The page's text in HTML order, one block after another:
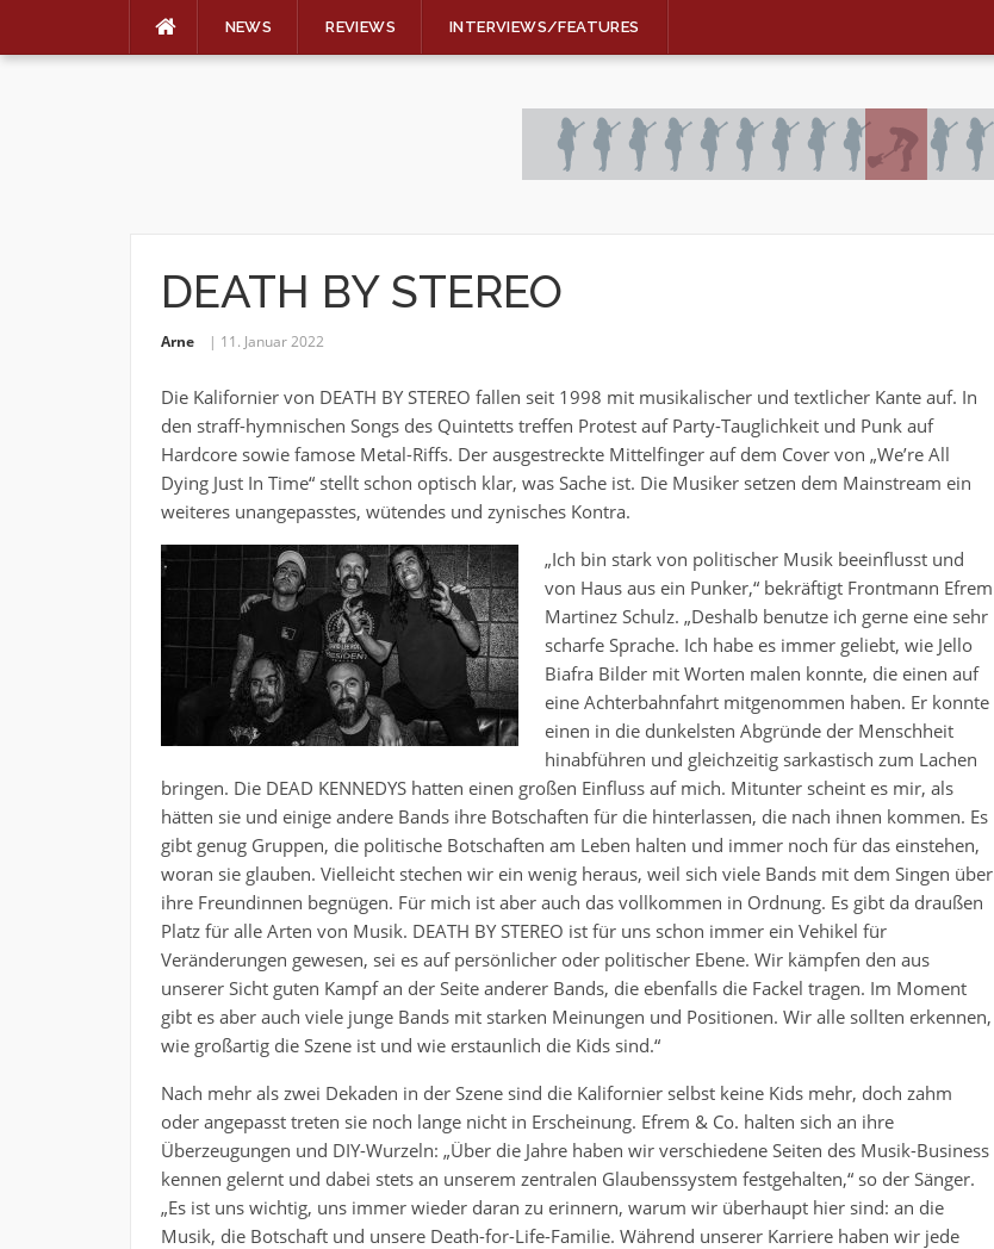
NEWS REVIEWS INTERVIEWS/FEATURES
DEATH BY STEREO
Arne 11. Januar 2022
Die Kalifornier von DEATH BY STEREO fallen seit 1998 mit musikalischer und textlicher Kante auf. In
den straff-hymnischen Songs des Quintetts treffen Protest auf Party-Tauglichkeit und Punk auf
Hardcore sowie famose Metal-Riffs. Der ausgestreckte Mittelfinger auf dem Cover von „We’re All
Dying Just In Time“ stellt schon optisch klar, was Sache ist. Die Musiker setzen dem Mainstream ein
weiteres unangepasstes, wütendes und zynisches Kontra.
„Ich bin stark von politischer Musik beeinflusst und
von Haus aus ein Punker,“ bekräftigt Frontmann Efrem
Martinez Schulz. „Deshalb benutze ich gerne eine sehr
scharfe Sprache. Ich habe es immer geliebt, wie Jello
Biafra Bilder mit Worten malen konnte, die einen auf
eine Achterbahnfahrt mitgenommen haben. Er konnte
einen in die dunkelsten Abgründe der Menschheit
hinabführen und gleichzeitig sarkastisch zum Lachen
bringen. Die DEAD KENNEDYS hatten einen großen Einfluss auf mich. Mitunter scheint es mir, als
hätten sie und einige andere Bands ihre Botschaften für die hinterlassen, die nach ihnen kommen. Es
gibt genug Gruppen, die politische Botschaften am Leben halten und immer noch für das einstehen,
woran sie glauben. Vielleicht stechen wir ein wenig heraus, weil sich viele Bands mit dem Singen über
ihre Freundinnen begnügen. Für mich ist aber auch das vollkommen in Ordnung. Es gibt da draußen
Platz für alle Arten von Musik. DEATH BY STEREO ist für uns schon immer ein Vehikel für
Veränderungen gewesen, sei es auf persönlicher oder politischer Ebene. Wir kämpfen den aus
unserer Sicht guten Kampf an der Seite anderer Bands, die ebenfalls die Fackel tragen. Im Moment
gibt es aber auch viele junge Bands mit starken Meinungen und Positionen. Wir alle sollten erkennen,
wie großartig die Szene ist und wie erstaunlich die Kids sind.“
Nach mehr als zwei Dekaden in der Szene sind die Kalifornier selbst keine Kids mehr, doch zahm
oder angepasst treten sie noch lange nicht in Erscheinung. Efrem & Co. halten sich an ihre
Überzeugungen und DIY-Wurzeln: „Über die Jahre haben wir verschiedene Seiten des Musik-Business
kennen gelernt und dabei stets an unserem zentralen Glaubenssystem festgehalten,“ so der Sänger.
„Es ist uns wichtig, uns immer wieder daran zu erinnern, warum wir überhaupt hier sind: an die
Musik, die Botschaft und unsere Death-for-Life-Familie. Während unserer Karriere haben wir jede